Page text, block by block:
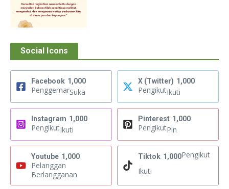
Social Icons
Facebook 1,000
PenggemarSuka
X (Twitter) 1,000
PengikutIkuti
Instagram 1,000
PengikutIkuti
Pinterest 1,000
PengikutPin
Youtube 1,000
Pelanggan
Berlangganan
Tiktok 1,000Pengikut
Ikuti